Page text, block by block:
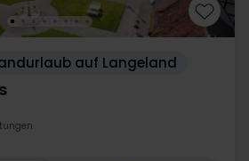
zu bieten, mit großartigen
komfortablen Aufenthalten, die
sich auf das Wesentliche zu
auf Langeland